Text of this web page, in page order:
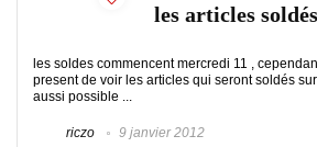
les articles soldés
les soldes commencent mercredi 11 ,
present de voir les articles qui seront soldés
aussi possible ...
riczo 9 janvier 2012